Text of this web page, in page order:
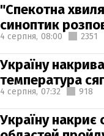
"Спекотна
синоптик
4 серпня, 08:00 2351
Україну
температура
4 серпня, 07:32 918
Україну накриє